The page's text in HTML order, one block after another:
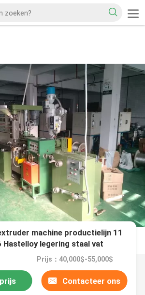
machine productielijn 11
Hastelloy legering staal vat
Prijs：40,000$-55,000$
Contacteer ons